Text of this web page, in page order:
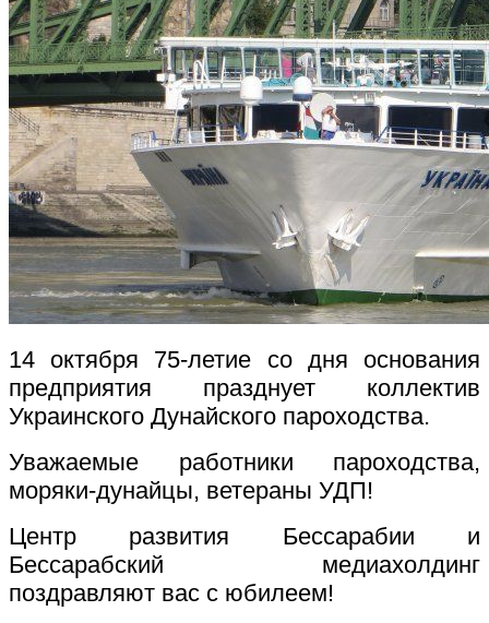
14 октября 75-летие со дня основания
предприятия празднует коллектив
Украинского Дунайского пароходства.
Уважаемые работники пароходства,
моряки-дунайцы, ветераны УДП!
Центр развития Бессарабии и
Бессарабский медиахолдинг
поздравляют вас с юбилеем!